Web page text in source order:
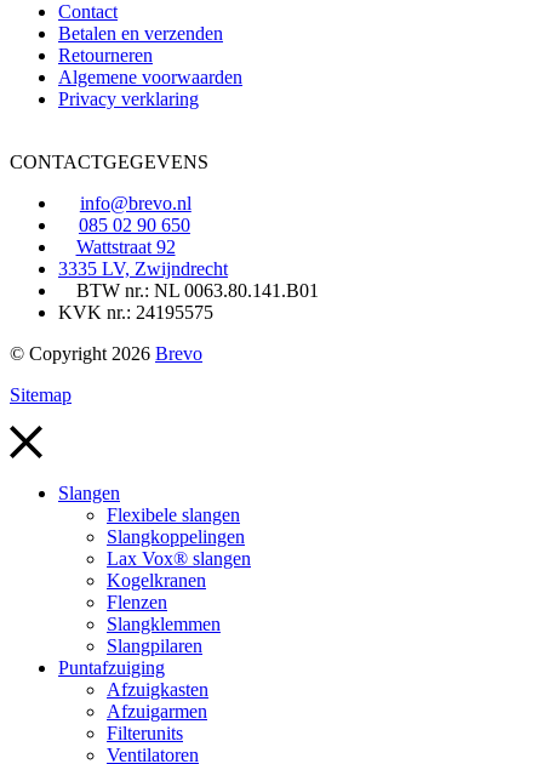
Contact
Betalen en verzenden
Retourneren
Algemene voorwaarden
Privacy verklaring
CONTACTGEGEVENS
info@brevo.nl
085 02 90 650
Wattstraat 92
3335 LV, Zwijndrecht
BTW nr.: NL 0063.80.141.B01
KVK nr.: 24195575
© Copyright 2026 Brevo
Sitemap
Slangen
Flexibele slangen
Slangkoppelingen
Lax Vox® slangen
Kogelkranen
Flenzen
Slangklemmen
Slangpilaren
Puntafzuiging
Afzuigkasten
Afzuigarmen
Filterunits
Ventilatoren